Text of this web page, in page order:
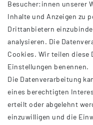
INFORMATIONEN
AGB
Impressum
Datenschutzerklärung
Widerrufsrecht
Besucher:innen unserer
Inhalte und Anzeigen zu
Drittanbietern
analysieren. Die
Cookies. Wir teilen
Einstellungen benennen.
Die Datenverarbeitung
eines berechtigten
erteilt oder abgelehnt
einzuwilligen und die